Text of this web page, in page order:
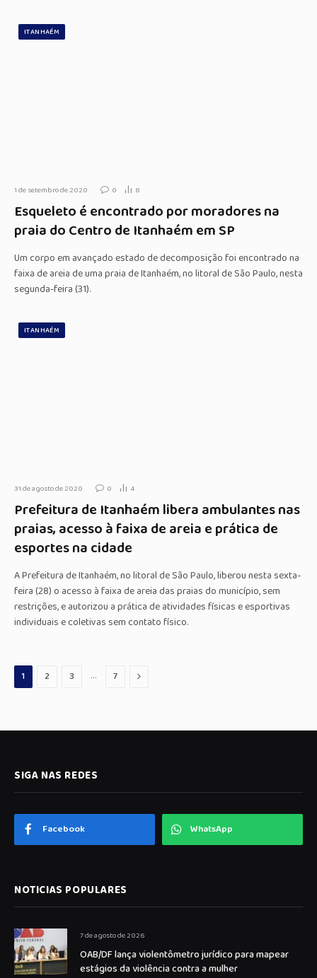
ITANHAÉM
1 de setembro de 2020 0 8
Esqueleto é encontrado por moradores na
praia do Centro de Itanhaém em SP
Um corpo em avançado estado de decomposição foi encontrado na
faixa de areia de uma praia de Itanhaém, no litoral de São Paulo, nesta
segunda-feira (31).
ITANHAÉM
31 de agosto de 2020 0 4
Prefeitura de Itanhaém libera ambulantes nas
praias, acesso à faixa de areia e prática de
esportes na cidade
A Prefeitura de Itanhaém, no litoral de São Paulo, liberou nesta sexta-
feira (28) o acesso à faixa de areia das praias do município, sem
restrições, e autorizou a prática de atividades físicas e esportivas
individuais e coletivas sem contato físico.
1 2 3 … 7 Proximo
SIGA NAS REDES
Facebook WhatsApp
NOTICIAS POPULARES
7 de agosto de 2026
OAB/DF lança violentômetro jurídico para mapear
estágios da violência contra a mulher